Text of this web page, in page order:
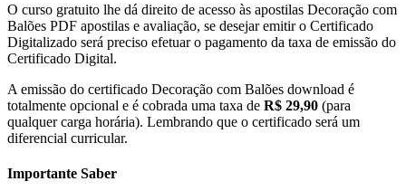
O curso gratuito lhe dá direito de acesso às apostilas Decoração com
Balões PDF apostilas e avaliação, se desejar emitir o Certificado
Digitalizado será preciso efetuar o pagamento da taxa de emissão do
Certificado Digital.
A emissão do certificado Decoração com Balões download é
totalmente opcional e é cobrada uma taxa de R$ 29,90 (para
qualquer carga horária). Lembrando que o certificado será um
diferencial curricular.
Importante Saber